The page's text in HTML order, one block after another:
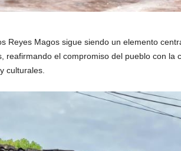
Reyes Magos sigue siendo un elemento
reafirmando el compromiso del pueblo con la
culturales.